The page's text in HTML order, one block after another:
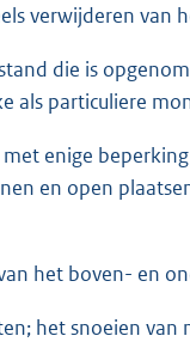
verwijderen van
die is
als particuliere
enige
en open
het boven- en
het snoeien